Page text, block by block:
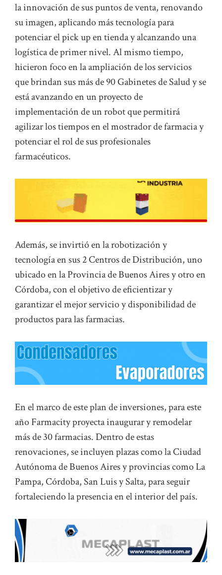
la innovación de sus puntos de venta, renovando
su imagen, aplicando más tecnología para
potenciar el pick up en tienda y alcanzando una
logística de primer nivel. Al mismo tiempo,
hicieron foco en la ampliación de los servicios
que brindan sus más de 90 Gabinetes de Salud y se
está avanzando en un proyecto de
implementación de un robot que permitirá
agilizar los tiempos en el mostrador de farmacia y
potenciar el rol de sus profesionales
farmacéuticos.
Además, se invirtió en la robotización y
tecnología en sus 2 Centros de Distribución, uno
ubicado en la Provincia de Buenos Aires y otro en
Córdoba, con el objetivo de eficientizar y
garantizar el mejor servicio y disponibilidad de
productos para las farmacias.
En el marco de este plan de inversiones, para este
año Farmacity proyecta inaugurar y remodelar
más de 30 farmacias. Dentro de estas
renovaciones, se incluyen plazas como la Ciudad
Autónoma de Buenos Aires y provincias como La
Pampa, Córdoba, San Luis y Salta, para seguir
fortaleciendo la presencia en el interior del país.